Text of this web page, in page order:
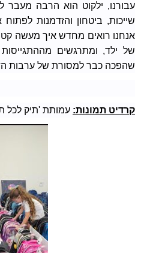
עבורנו, ילקוט הוא הרבה מעבר
שייכות, ביטחון והזדמנות
אנחנו רואים מחדש איך מעשה קטן
של ילד, ומתרגשים
שהפכה כבר למסורת של ערבות
קרדיט תמונות: עמותת 'תיק לכל